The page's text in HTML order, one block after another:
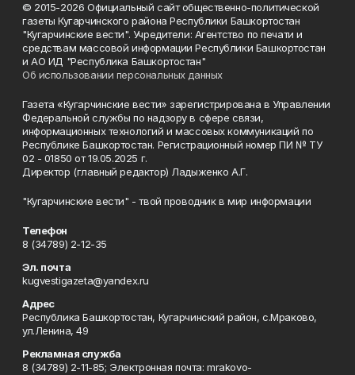
© 2015-2026 Официальный сайт общественно-политической
газеты Кугарчинского района Республики Башкортостан
"Кугарчинские вести". Учредители: Агентство по печати и
средствам массовой информации Республики Башкортостан
и АО ИД "Республика Башкортостан"
Об использовании персональных данных
Газета «Кугарчинские вести» зарегистрирована в Управлении
Федеральной службы по надзору в сфере связи,
информационных технологий и массовых коммуникаций по
Республике Башкортостан. Регистрационный номер ПИ № ТУ
02 - 01850 от 19.05.2025 г.
Директор (главный редактор) Ладыженко А.Г.
"Кугарчинские вести" - твой проводник в мир информации
Телефон
8 (34789) 2-12-35
Эл. почта
kugvestigazeta@yandex.ru
Адрес
Республика Башкортостан, Кугарчинский район, с.Мраково,
ул.Ленина, 49
Рекламная служба
8 (34789) 2-11-85; Электронная почта: mrakovo-